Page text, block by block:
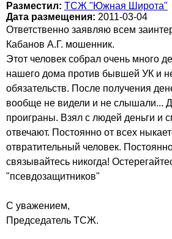
Разместил: ТСЖ "Южная Широта"
Дата размещения: 2011-03-04
Ответственно заявляю всем
Кабанов А.Г. мошенник.
Этот человек собрал очень много
нашего дома против бывшей УК и
обязательств. После получения
вообще не видели и не слышали...
проиграны. Взял с людей деньги и
отвечают. Постоянно от всех
отвратительный человек.
связывайтесь никогда!
"псевдозащитников"
С уважением,
Председатель ТСЖ.